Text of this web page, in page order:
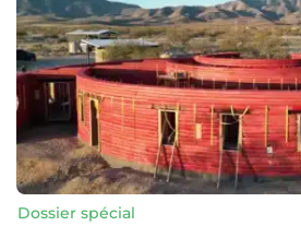
Dossier spécial